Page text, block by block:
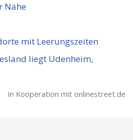
Nähe
mit Leerungszeiten
liegt Udenheim,
In Kooperation mit onlinestreet.de